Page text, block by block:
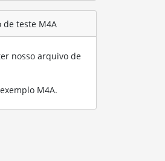
de teste M4A
nosso arquivo de
M4A.